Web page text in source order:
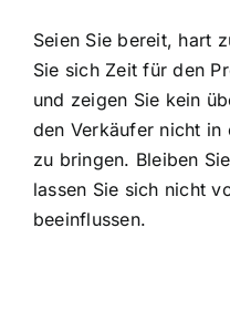
Seien Sie bereit, hart
Sie sich Zeit für den
und zeigen Sie kein
den Verkäufer nicht in
zu bringen. Bleiben
lassen Sie sich nicht
beeinflussen.